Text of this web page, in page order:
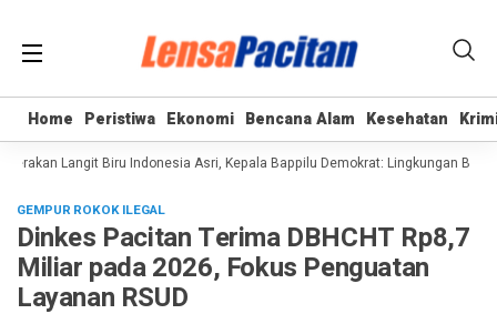
Home Peristiwa Ekonomi Bencana Alam Kesehatan
Home Peristiwa Ekonomi Bencana Alam Kesehatan
Langit Biru Indonesia Asri, Kepala Bappilu Demokrat: Lingkungan Bersih
GEMPUR ROKOK ILEGAL
Dinkes Pacitan Terima DBHCHT Rp8,7
Miliar pada 2026, Fokus Penguatan
Layanan RSUD